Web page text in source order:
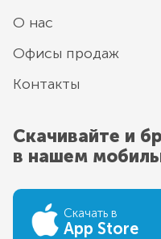
О нас
Офисы продаж
Контакты
Скачивайте и
в нашем
Скачать в
App Store